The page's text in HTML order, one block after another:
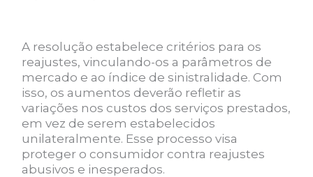
A resolução estabelece critérios para os
reajustes, vinculando-os a parâmetros de
mercado e ao índice de sinistralidade. Com
isso, os aumentos deverão refletir as
variações nos custos dos serviços prestados,
em vez de serem estabelecidos
unilateralmente. Esse processo visa
proteger o consumidor contra reajustes
abusivos e inesperados.